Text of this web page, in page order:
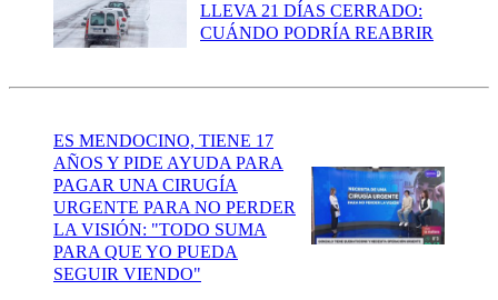
LLEVA 21 DÍAS CERRADO:
CUÁNDO PODRÍA REABRIR
ES MENDOCINO, TIENE 17
AÑOS Y PIDE AYUDA PARA
PAGAR UNA CIRUGÍA
URGENTE PARA NO PERDER
LA VISIÓN: "TODO SUMA
PARA QUE YO PUEDA
SEGUIR VIENDO"